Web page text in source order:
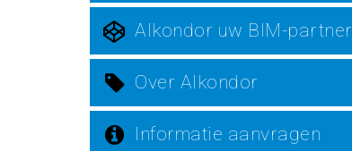
Alkondor uw BIM-partner
Over Alkondor
Informatie aanvragen